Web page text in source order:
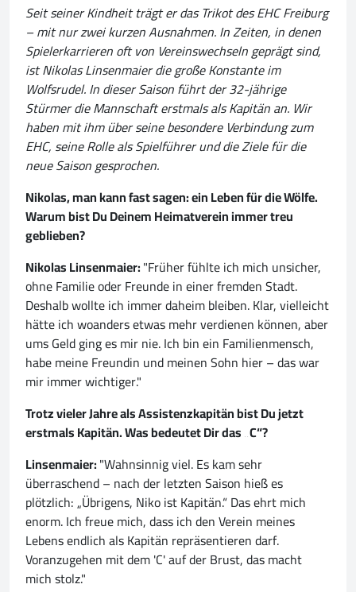
Seit seiner Kindheit trägt er das Trikot des EHC Freiburg
– mit nur zwei kurzen Ausnahmen. In Zeiten, in denen
Spielerkarrieren oft von Vereinswechseln geprägt sind,
ist Nikolas Linsenmaier die große Konstante im
Wolfsrudel. In dieser Saison führt der 32-jährige
Stürmer die Mannschaft erstmals als Kapitän an. Wir
haben mit ihm über seine besondere Verbindung zum
EHC, seine Rolle als Spielführer und die Ziele für die
neue Saison gesprochen.
Nikolas, man kann fast sagen: ein Leben für die Wölfe.
Warum bist Du Deinem Heimatverein immer treu
geblieben?
Nikolas Linsenmaier:"Früher fühlte ich mich unsicher,
ohne Familie oder Freunde in einer fremden Stadt.
Deshalb wollte ich immer daheim bleiben. Klar, vielleicht
hätte ich woanders etwas mehr verdienen können, aber
ums Geld ging es mir nie. Ich bin ein Familienmensch,
habe meine Freundin und meinen Sohn hier – das war
mir immer wichtiger."
Trotz vieler Jahre als Assistenzkapitän bist Du jetzt
erstmals Kapitän. Was bedeutet Dir das „C“?
Linsenmaier:"Wahnsinnig viel. Es kam sehr
überraschend – nach der letzten Saison hieß es
plötzlich: „Übrigens, Niko ist Kapitän.“ Das ehrt mich
enorm. Ich freue mich, dass ich den Verein meines
Lebens endlich als Kapitän repräsentieren darf.
Voranzugehen mit dem 'C' auf der Brust, das macht
mich stolz."